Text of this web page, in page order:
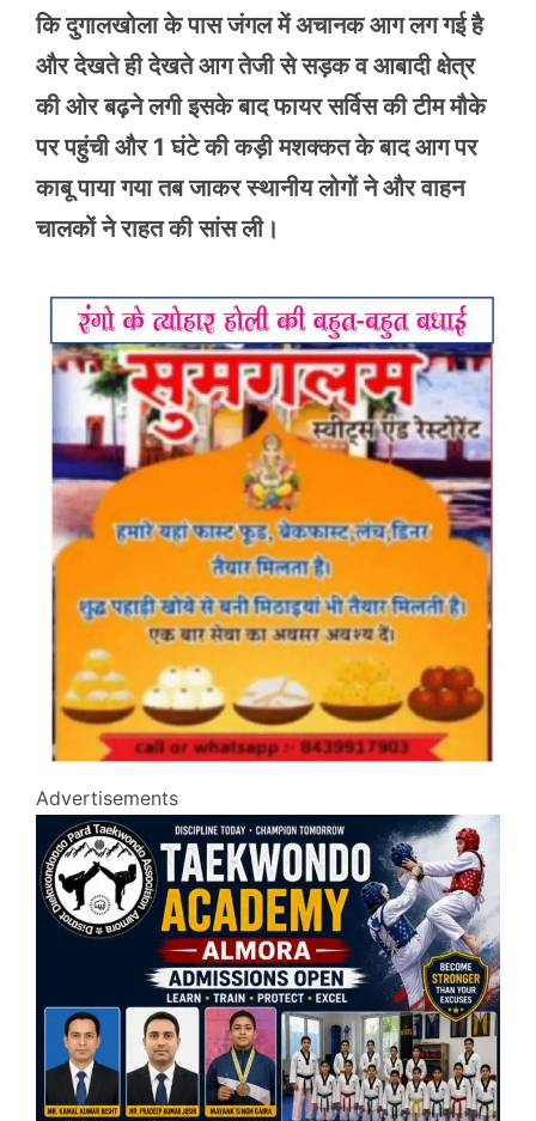
कि दुगालखोला के पास जंगल में अचानक आग लग गई है
और देखते ही देखते आग तेजी से सड़क व आबादी क्षेत्र
की ओर बढ़ने लगी इसके बाद फायर सर्विस की टीम मौके
पर पहुंची और 1 घंटे की कड़ी मशक्कत के बाद आग पर
काबू पाया गया तब जाकर स्थानीय लोगों ने और वाहन
चालकों ने राहत की सांस ली।
Advertisements